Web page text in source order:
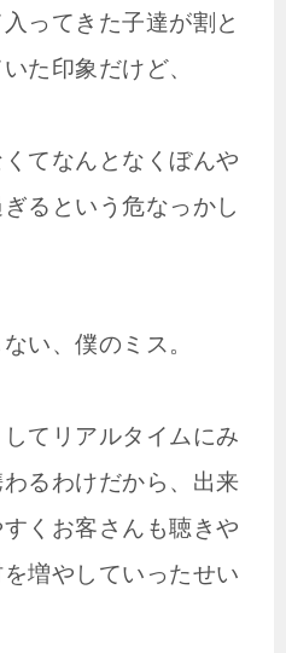
ってきた子達が割と
た印象だけど、
てなんとなくぼんや
るという危なっかし
い、僕のミス。
てリアルタイムにみ
るわけだから、出来
くお客さんも聴きや
増やしていったせい